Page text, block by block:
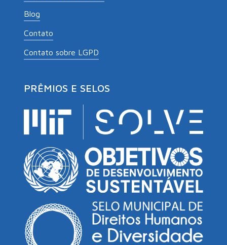
Blog
Contato
Contato sobre LGPD
PRÊMIOS E SELOS